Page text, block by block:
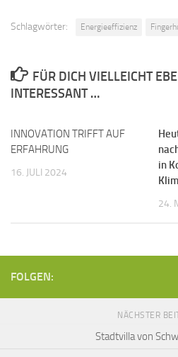
Schlagwörter: Energieeffizienz
FÜR DICH VIELLEICHT
INTERESSANT …
INNOVATION TRIFFT AUF
ERFAHRUNG
16. JULI 2024
in
24.
FOLGEN:
NÄCHSTER
Stadtvilla von